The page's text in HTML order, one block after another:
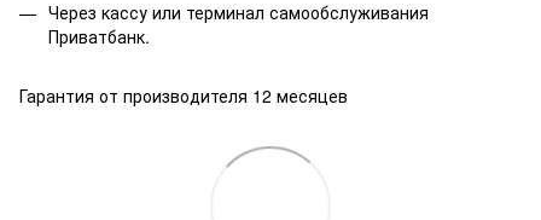
Через кассу или терминал самообслуживания
Приватбанк.
Гарантия от производителя 12 месяцев